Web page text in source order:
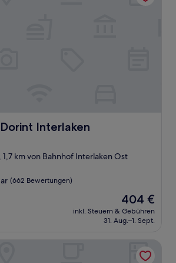
Interlaken
Interlaken
km von Bahnhof Interlaken Ost
(662 Bewertungen)
Der
Preis
beträgt
404 €
inkl. Steuern & Gebühren
31. Aug.–1. Sept.